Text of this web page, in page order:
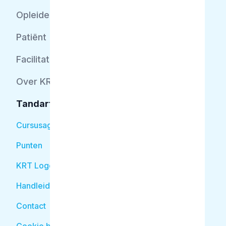
Opleider
Patiënt
Facilitator
Over KRT
Tandarts
Cursusagenda
Punten
KRT Logo
Handleiding Tandarts
Contact